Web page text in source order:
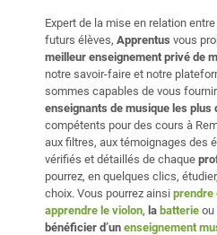
Expert de la mise en relation
futurs élèves, Apprentus vous
meilleur enseignement privé de
notre savoir-faire et notre
sommes capables de vous fournir
enseignants de musique les plus
compétents pour des cours à
aux filtres, aux témoignages des
vérifiés et détaillés de chaque
pourrez, en quelques clics,
choix. Vous pourrez ainsi prendre
apprendre le violon, la batterie ou
bénéficier d’un enseignement